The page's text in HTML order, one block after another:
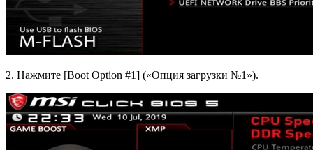
2. Нажмите [Boot Option #1] («Опция загрузки №1»).